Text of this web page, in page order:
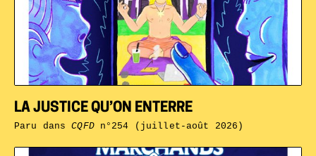
LA JUSTICE QU’ON ENTERRE
Paru dansCQFDn°254 (juillet-août 2026)